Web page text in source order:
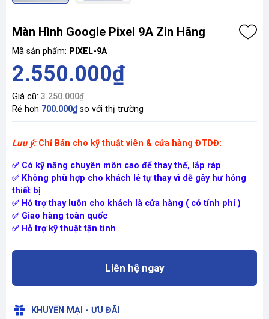
Màn Hình Google Pixel 9A Zin Hãng
Mã sản phẩm: PIXEL-9A
2.550.000₫
Giá cũ: 3.250.000₫
Rẻ hơn 700.000₫so với thị trường
Lưu ý: Chỉ Bán cho kỹ thuật viên & cửa hàng ĐTDĐ:
✅ Có kỹ năng chuyên môn cao để thay thế, lắp ráp
✅ Không phù hợp cho khách lẻ tự thay vì dễ gây hư hỏng
thiết bị
✅ Hỗ trợ thay luôn cho khách là cửa hàng ( có tính phí )
✅ Giao hàng toàn quốc
✅ Hỗ trợ kỹ thuật tận tình
Liên hệ ngay
KHUYẾN MẠI - ƯU ĐÃI